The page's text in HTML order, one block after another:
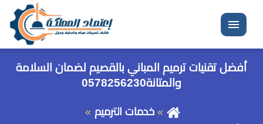
القائمة
أفضل تقنيات ترميم المباني بالقصيم لضمان السلامة
والمتانة0578256230
خدمات الترميم